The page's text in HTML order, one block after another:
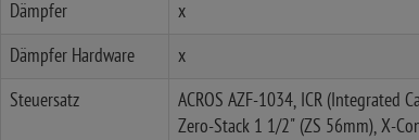
Dämpfer x
Dämpfer Hardware x
Steuersatz
ACROS AZF-1034, ICR (Integrated
Zero-Stack 1 1/2" (ZS 56mm), X-